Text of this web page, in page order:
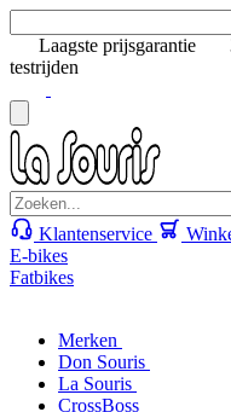
Laagste prijsgarantie
testrijden
Klantenservice
E-bikes
Fatbikes
Merken
Don Souris
La Souris
CrossBoss